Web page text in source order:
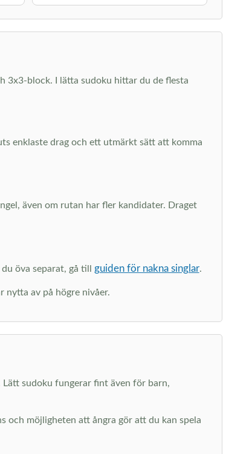
3x3-block. I lätta sudoku hittar du de flesta
enklaste drag och ett utmärkt sätt att komma
även om rutan har fler kandidater. Draget
öva separat, gå till guiden för nakna singlar.
nytta av på högre nivåer.
sudoku fungerar fint även för barn,
och möjligheten att ångra gör att du kan spela